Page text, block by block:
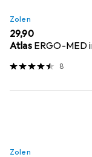
Zolen
EUR
29,90
Atlas ERGO-MED
8
Zolen